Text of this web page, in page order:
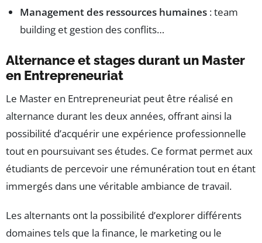
Management des ressources humaines : team
building et gestion des conflits…
Alternance et stages durant un Master
en Entrepreneuriat
Le Master en Entrepreneuriat peut être réalisé en
alternance durant les deux années, offrant ainsi la
possibilité d’acquérir une expérience professionnelle
tout en poursuivant ses études. Ce format permet aux
étudiants de percevoir une rémunération tout en étant
immergés dans une véritable ambiance de travail.
Les alternants ont la possibilité d’explorer différents
domaines tels que la finance, le marketing ou le